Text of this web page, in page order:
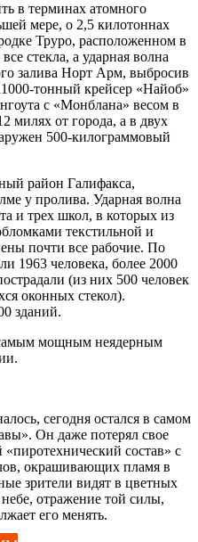
в терминах атомного
мере, о 2,5 килотоннах
Труро, расположенном в
стекла, а ударная волна
залива Норт Арм, выбросив
тонный крейсер «Найоб»
с «Монблана» весом в
милях от города, а в двух
500-килограммовый
район Галифакса,
у пролива. Ударная волна
и трех школ, в которых из
текстильной и
почти все рабочие. По
1963 человека, более 2000
(из них 500 человек
оконных стекол).
зданий.
самым мощным неядерным
сегодня остался в самом
Он даже потерял свое
состав» с
окрашивающих пламя в
зрители видят в цветных
отражение той силы,
его менять.